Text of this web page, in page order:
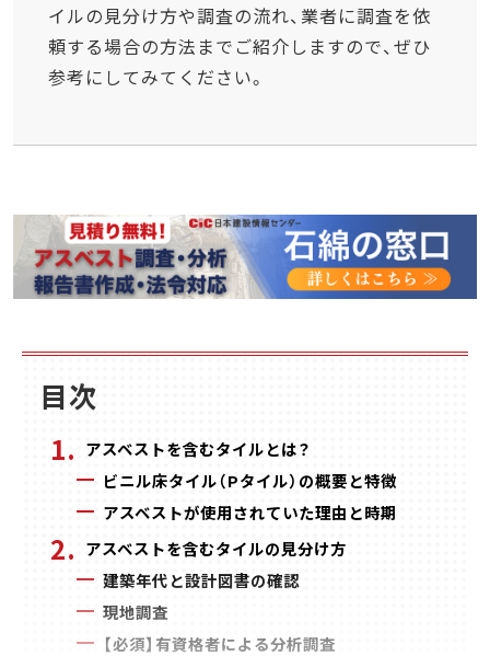
イルの見分け方や調査の流れ、業者に調査を依
頼する場合の方法までご紹介しますので、ぜひ
参考にしてみてください。
目次
アスベストを含むタイルとは？
ビニル床タイル（Pタイル）の概要と特徴
アスベストが使用されていた理由と時期
アスベストを含むタイルの見分け方
建築年代と設計図書の確認
現地調査
【必須】有資格者による分析調査